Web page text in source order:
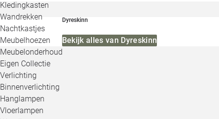
Kledingkasten
Wandrekken
Nachtkastjes
Meubelhoezen
Meubelonderhoud
Eigen Collectie
Verlichting
Binnenverlichting
Hanglampen
Vloerlampen
Dyreskinn
Bekijk alles van Dyreskinn